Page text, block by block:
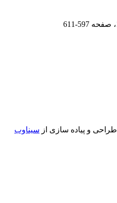
597-611
طراحی و پیاده سازی از سیناوب